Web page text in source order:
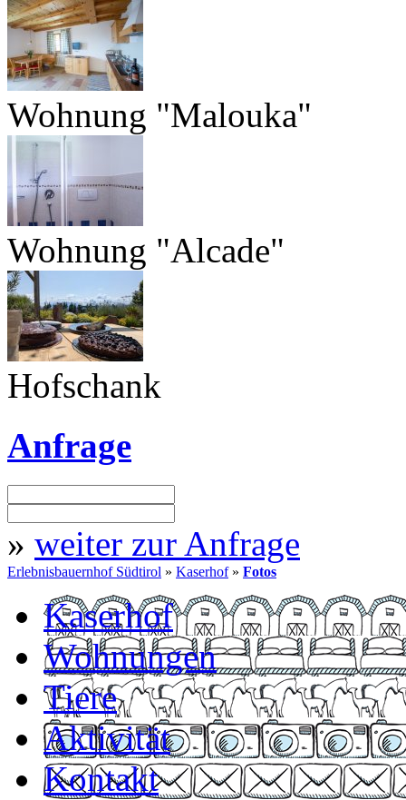
Wohnung "Malouka"
Wohnung "Alcade"
Hofschank
Anfrage
» weiter zur Anfrage
Erlebnisbauernhof Südtirol » Kaserhof» Fotos
Kaserhof
Wohnungen
Tiere
Aktivität
Kontakt